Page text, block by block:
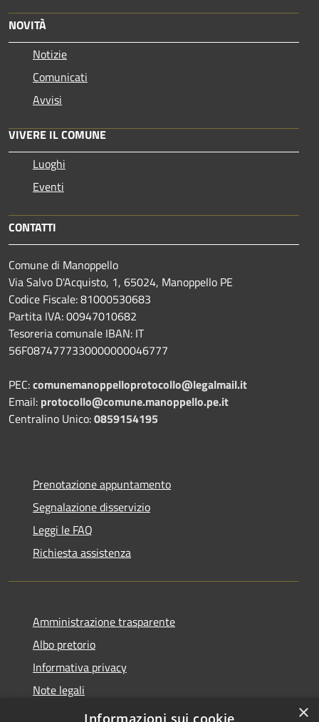
NOVITÀ
Notizie
Comunicati
Avvisi
VIVERE IL COMUNE
Luoghi
Eventi
CONTATTI
Comune di Manoppello
Via Salvo D'Acquisto, 1, 65024, Manoppello PE
Codice Fiscale: 81000530683
Partita IVA: 00947010682
Tesoreria comunale IBAN: IT
56F0874777330000000046777
PEC:comunemanoppelloprotocollo@legalmail.it
Email: protocollo@comune.manoppello.pe.it
Centralino Unico:0859154195
Prenotazione appuntamento
Segnalazione disservizio
Leggi le FAQ
Richiesta assistenza
Amministrazione trasparente
Albo pretorio
Informativa privacy
Note legali
Dichiarazione di accessibilità
×
Informazioni sui cookie